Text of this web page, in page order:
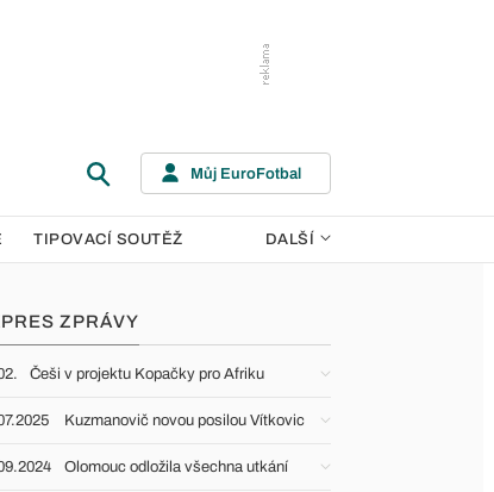
Můj EuroFotbal
TIPOVACÍ SOUTĚŽ DALŠÍ
ZPRÁVY
Češi v projektu Kopačky pro Afriku
Kuzmanovič novou posilou Vítkovic
Olomouc odložila všechna utkání